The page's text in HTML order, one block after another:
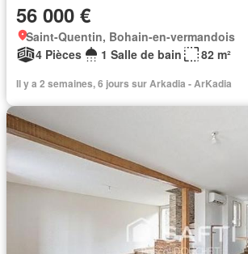
56 000 €
Saint-Quentin, Bohain-en-vermandois
4 Pièces
1 Salle de bain 82 m²
Il y a 2 semaines, 6 jours sur Arkadia - ArKadia